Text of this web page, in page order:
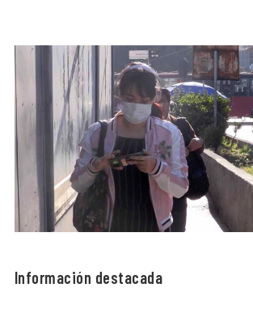
Información destacada